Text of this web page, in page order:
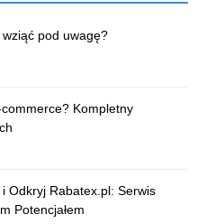
pod uwagę?
Kompletny
Odkryj Rabatex.pl: Serwis
Potencjałem